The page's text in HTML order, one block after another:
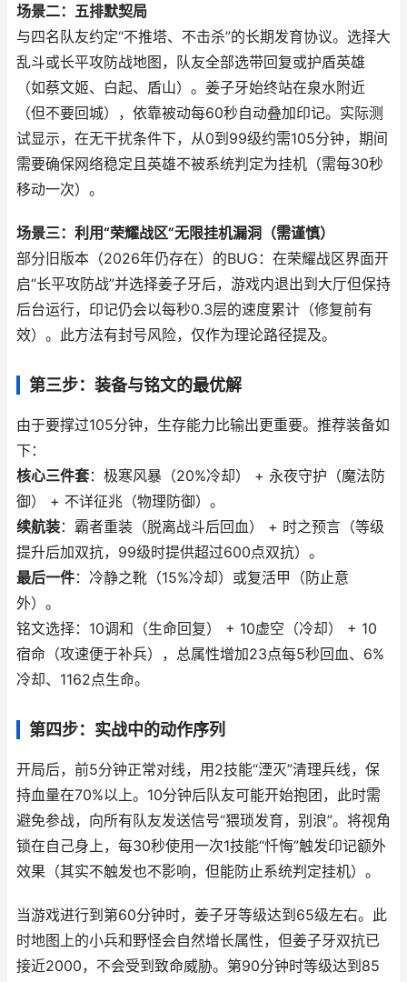
场景二：五排默契局
与四名队友约定“不推塔、不击杀”的长期发育协议。选择大
乱斗或长平攻防战地图，队友全部选带回复或护盾英雄
（如蔡文姬、白起、盾山）。姜子牙始终站在泉水附近
（但不要回城），依靠被动每60秒自动叠加印记。实际测
试显示，在无干扰条件下，从0到99级约需105分钟，期间
需要确保网络稳定且英雄不被系统判定为挂机（需每30秒
移动一次）。
场景三：利用“荣耀战区”无限挂机漏洞（需谨慎）
部分旧版本（2026年仍存在）的BUG：在荣耀战区界面开
启“长平攻防战”并选择姜子牙后，游戏内退出到大厅但保持
后台运行，印记仍会以每秒0.3层的速度累计（修复前有
效）。此方法有封号风险，仅作为理论路径提及。
第三步：装备与铭文的最优解
由于要撑过105分钟，生存能力比输出更重要。推荐装备如
下：
核心三件套：极寒风暴（20%冷却） + 永夜守护（魔法防
御） + 不详征兆（物理防御）。
续航装：霸者重装（脱离战斗后回血） + 时之预言（等级
提升后加双抗，99级时提供超过600点双抗）。
最后一件：冷静之靴（15%冷却）或复活甲（防止意
外）。
铭文选择：10调和（生命回复） + 10虚空（冷却） + 10
宿命（攻速便于补兵），总属性增加23点每5秒回血、6%
冷却、1162点生命。
第四步：实战中的动作序列
开局后，前5分钟正常对线，用2技能“湮灭”清理兵线，保
持血量在70%以上。10分钟后队友可能开始抱团，此时需
避免参战，向所有队友发送信号“猥琐发育，别浪”。将视角
锁在自己身上，每30秒使用一次1技能“忏悔”触发印记额外
效果（其实不触发也不影响，但能防止系统判定挂机）。
当游戏进行到第60分钟时，姜子牙等级达到65级左右。此
时地图上的小兵和野怪会自然增长属性，但姜子牙双抗已
接近2000，不会受到致命威胁。第90分钟时等级达到85